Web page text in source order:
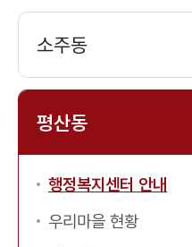
소주동
평산동
행정복지센터 안내
우리마을 현황